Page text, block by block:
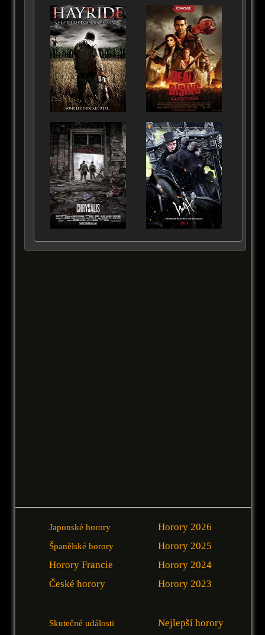
Japonské horory
Španělské horory
Horory Francie
České horory
Horory 2026
Horory 2025
Horory 2024
Horory 2023
Skutečné události Nejlepší horory